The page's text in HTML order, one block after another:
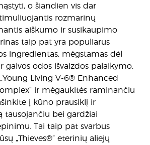
o šiandien vis dar
rozmarinų
aiškumo ir susikaupimo
taip pat yra populiarus
ingredientas, mėgstamas dėl
galvos odos išvaizdos palaikymo.
Living V-6® Enhanced
ir mėgaukitės raminančiu
į kūno prausiklį ir
tausojančiu bei gardžiai
Tai taip pat svarbus
„Thieves®“ eterinių aliejų